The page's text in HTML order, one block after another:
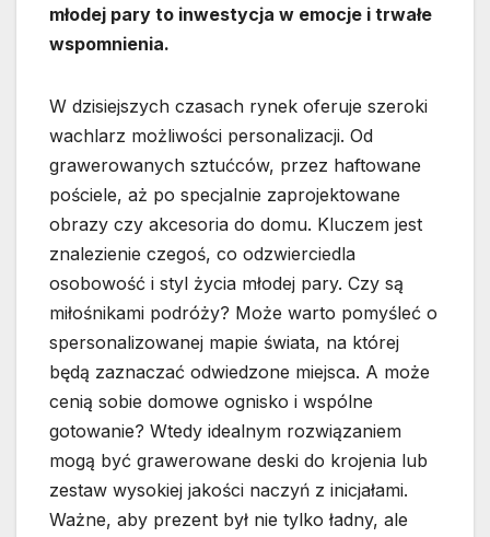
młodej pary to inwestycja w emocje i trwałe
wspomnienia.
W dzisiejszych czasach rynek oferuje szeroki
wachlarz możliwości personalizacji. Od
grawerowanych sztućców, przez haftowane
pościele, aż po specjalnie zaprojektowane
obrazy czy akcesoria do domu. Kluczem jest
znalezienie czegoś, co odzwierciedla
osobowość i styl życia młodej pary. Czy są
miłośnikami podróży? Może warto pomyśleć o
spersonalizowanej mapie świata, na której
będą zaznaczać odwiedzone miejsca. A może
cenią sobie domowe ognisko i wspólne
gotowanie? Wtedy idealnym rozwiązaniem
mogą być grawerowane deski do krojenia lub
zestaw wysokiej jakości naczyń z inicjałami.
Ważne, aby prezent był nie tylko ładny, ale